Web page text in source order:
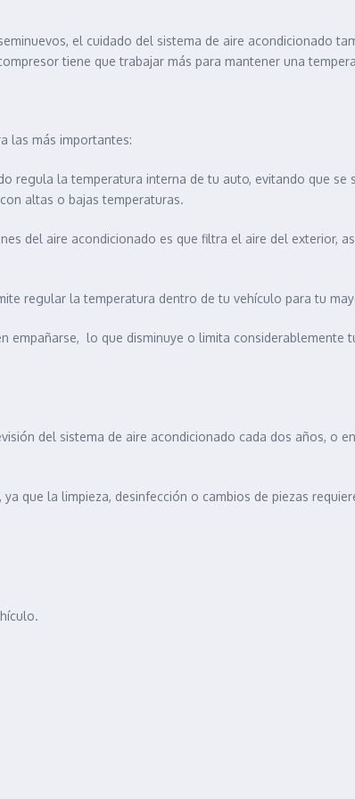
el cuidado del sistema de aire acondicionado
tiene que trabajar más para mantener una
las más importantes:
regula la temperatura interna de tu auto, evitando que
altas o bajas temperaturas.
del aire acondicionado es que filtra el aire del exterior,
regular la temperatura dentro de tu vehículo para tu
lo que disminuye o limita considerablemente
del sistema de aire acondicionado cada dos años,
que la limpieza, desinfección o cambios de piezas